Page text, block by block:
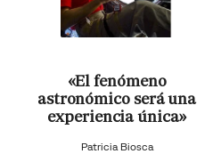
«El fenómeno
astronómico será una
experiencia única»
Patricia Biosca